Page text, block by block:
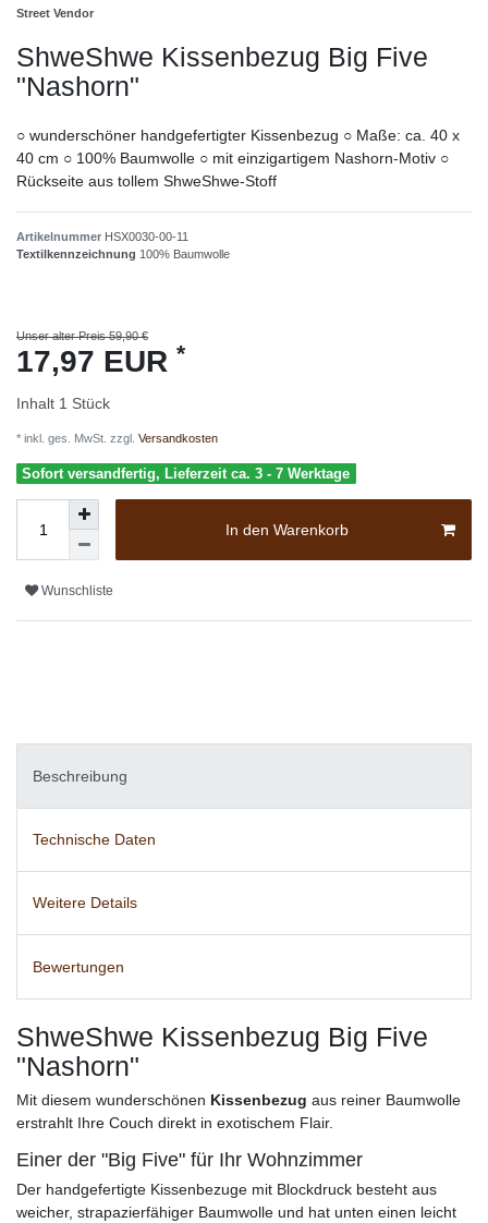
Street Vendor
ShweShwe Kissenbezug Big Five
"Nashorn"
○ wunderschöner handgefertigter Kissenbezug ○ Maße: ca. 40 x
40 cm ○ 100% Baumwolle ○ mit einzigartigem Nashorn-Motiv ○
Rückseite aus tollem ShweShwe-Stoff
Artikelnummer HSX0030-00-11
Textilkennzeichnung 100% Baumwolle
Unser alter Preis 59,90 €
17,97 EUR *
Inhalt 1 Stück
* inkl. ges. MwSt. zzgl. Versandkosten
Sofort versandfertig, Lieferzeit ca. 3 - 7 Werktage
In den Warenkorb
Wunschliste
Beschreibung
Technische Daten
Weitere Details
Bewertungen
ShweShwe Kissenbezug Big Five
"Nashorn"
Mit diesem wunderschönen Kissenbezug aus reiner Baumwolle
erstrahlt Ihre Couch direkt in exotischem Flair.
Einer der "Big Five" für Ihr Wohnzimmer
Der handgefertigte Kissenbezuge mit Blockdruck besteht aus
weicher, strapazierfähiger Baumwolle und hat unten einen leicht